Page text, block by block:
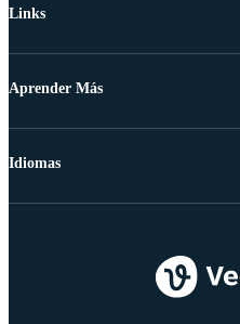
Links
Aprender Más
Idiomas